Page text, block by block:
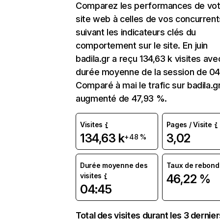
Comparez les performances de
site web à celles de vos
suivant les indicateurs clés du
comportement sur le site. En juin
badila.gr a reçu 134,63 k visites
durée moyenne de la session de
Comparé à mai le trafic sur
augmenté de 47,93 %.
Visites
134,63 k+48 %
Pages / Visite
3,02
Durée moyenne des
visites
04:45
Taux de rebond
46,22 %
Total des visites durant les 3